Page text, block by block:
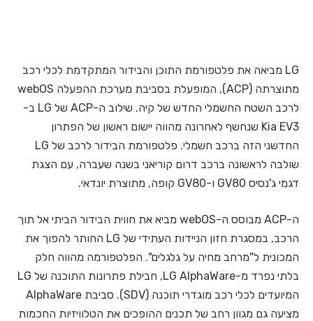
LG מביאה את פלטפורמת התוכן והבידור המתקדמת לכלי רכב
מתוצרתה (ACP), המופעלת בסביבת מערכת ההפעלה webOS
לרכב השטח החשמלי החדש של קיה. שילוב ה-ACP של LG ב-
Kia EV3 שנחשף לאחרונה מהווה יישום ראשון של הפתרון
החדשני הזה ברכב חשמלי. פלטפורמת הבידור לרכב של LG
שולבה לראשונה ברכב דרום קוריאני בשנה שעברה, עם הצגת
דגמי ג'נסיס GV80 ו-GV80 קופה, מתוצרת יונדאי.
ה-ACP מבוסס ה-webOS מביא את חווית הבידור הביתי אל תוך
הרכב, במסגרת חזון הניידות העתידי של LG החותר להפוך את
המכונית ל"מרחב מחיה על גלגלים". הפלטפורמה מהווה חלק
בלתי נפרד מ-LG AlphaWare, חבילת פתרונות התוכנה של LG
המיועדים לכלי רכב מוגדרי תוכנה (SDV). סביבת AlphaWare
מציעה גם מגוון רחב של תכנים ההופכים את הטלוויזיות החכמות